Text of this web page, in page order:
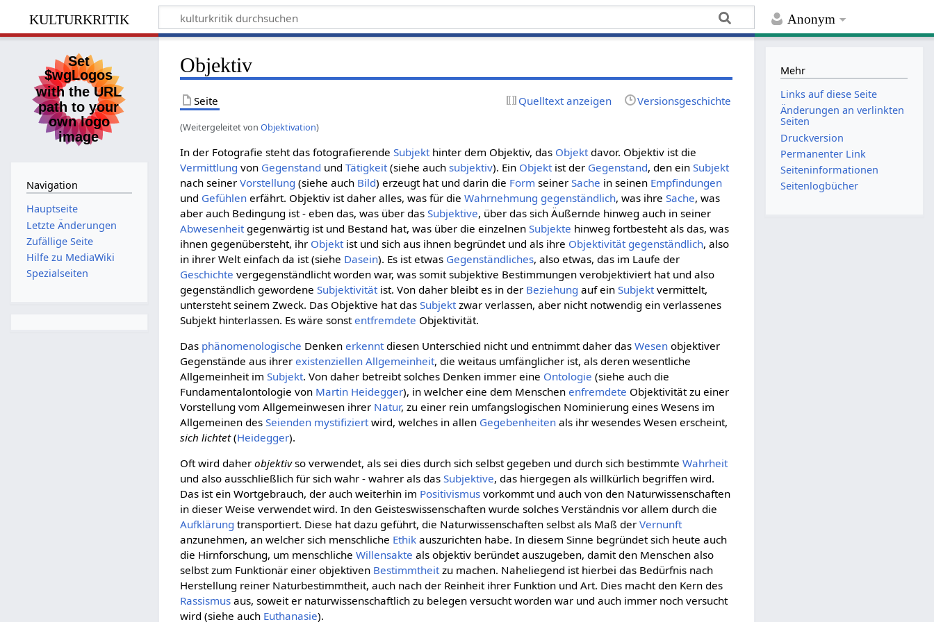
Anonym
kulturkritik
Objektiv
Seite Quelltext anzeigen Versionsgeschichte
(Weitergeleitet vonObjektivation)
In der Fotografie steht das fotografierendeSubjekt hinter dem Objektiv, das Objekt davor. Objektiv ist die
Vermittlung von Gegenstand undTätigkeit (siehe auchsubjektiv). Ein Objekt ist der Gegenstand, den einSubjekt
nach seinerVorstellung (siehe auch Bild) erzeugt hat und darin die Form seinerSache in seinen Empfindungen
und Gefühlen erfährt. Objektiv ist daher alles, was für dieWahrnehmung gegenständlich, was ihreSache, was
aber auch Bedingung ist - eben das, was über dasSubjektive, über das sich Äußernde hinweg auch in seiner
Abwesenheit gegenwärtig ist und Bestand hat, was über die einzelnenSubjekte hinweg fortbesteht als das, was
ihnen gegenübersteht, ihr Objekt ist und sich aus ihnen begründet und als ihre Objektivität gegenständlich, also
in ihrer Welt einfach da ist (siehe Dasein). Es ist etwas Gegenständliches, also etwas, das im Laufe der
Geschichte vergegenständlicht worden war, was somit subjektive Bestimmungen verobjektiviert hat und also
gegenständlich gewordeneSubjektivität ist. Von daher bleibt es in der Beziehung auf einSubjekt vermittelt,
untersteht seinem Zweck. Das Objektive hat dasSubjekt zwar verlassen, aber nicht notwendig ein verlassenes
Subjekt hinterlassen. Es wäre sonstentfremdete Objektivität.
Das phänomenologische Denkenerkenntdiesen Unterschied nicht und entnimmt daher dasWesen objektiver
Gegenstände aus ihrerexistenziellen Allgemeinheit, die weitaus umfänglicher ist, als deren wesentliche
Allgemeinheit imSubjekt. Von daher betreibt solches Denken immer eine Ontologie (siehe auch die
Fundamentalontologie von Martin Heidegger), in welcher eine dem Menschenenfremdete Objektivität zu einer
Vorstellung vom Allgemeinwesen ihrer Natur, zu einer rein umfangslogischen Nominierung eines Wesens im
Allgemeinen desSeienden mystifiziertwird, welches in allen Gegebenheiten als ihr wesendes Wesen erscheint,
sich lichtet(Heidegger).
Oft wird daherobjektivso verwendet, als sei dies durch sich selbst gegeben und durch sich bestimmteWahrheit
und also ausschließlich für sich wahr - wahrer als dasSubjektive, das hiergegen als willkürlich begriffen wird.
Das ist ein Wortgebrauch, der auch weiterhin im Positivismus vorkommt und auch von den Naturwissenschaften
in dieser Weise verwendet wird. In den Geisteswissenschaften wurde solches Verständnis vor allem durch die
Aufklärung transportiert. Diese hat dazu geführt, die Naturwissenschaften selbst als Maß derVernunft
anzunehmen, an welcher sich menschliche Ethik auszurichten habe. In diesem Sinne begründet sich heute auch
die Hirnforschung, um menschlicheWillensakte als objektiv beründet auszugeben, damit den Menschen also
selbst zum Funktionär einer objektiven Bestimmtheitzu machen. Naheliegend ist hierbei das Bedürfnis nach
Herstellung reiner Naturbestimmtheit, auch nach der Reinheit ihrer Funktion und Art. Dies macht den Kern des
Rassismus aus, soweit er naturwissenschaftlich zu belegen versucht worden war und auch immer noch versucht
wird (siehe auch Euthanasie).
Navigation
Hauptseite
Letzte Änderungen
Zufällige Seite
Hilfe zu MediaWiki
Spezialseiten
Mehr
Links auf diese Seite
Änderungen an verlinkten
Seiten
Druckversion
Permanenter Link
Seiten­­informationen
Seitenlogbücher